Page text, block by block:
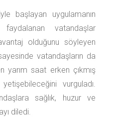
başlayan uygulamanın
faydalanan vatandaşlar
olduğunu söyleyen
vatandaşların da
yarım saat erken çıkmış
vurguladı.
sağlık, huzur ve
diledi.